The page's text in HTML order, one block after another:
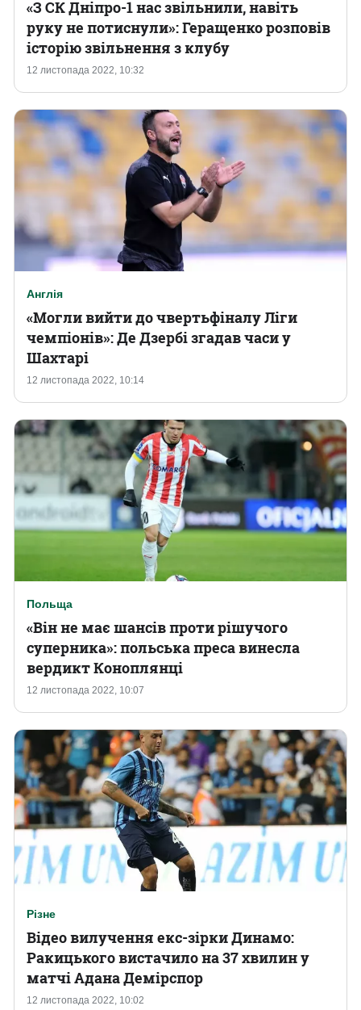
12 листопада 2022, 10:32
«З СК Дніпро-1 нас звільнили, навіть
руку не потиснули»: Геращенко розповів
історію звільнення з клубу
Англія
12 листопада 2022, 10:14
«Могли вийти до чвертьфіналу Ліги
чемпіонів»: Де Дзербі згадав часи у
Шахтарі
Польща
12 листопада 2022, 10:07
«Він не має шансів проти рішучого
суперника»: польська преса винесла
вердикт Коноплянці
Різне
12 листопада 2022, 10:02
Відео вилучення екс-зірки Динамо:
Ракицького вистачило на 37 хвилин у
матчі Адана Демірспор